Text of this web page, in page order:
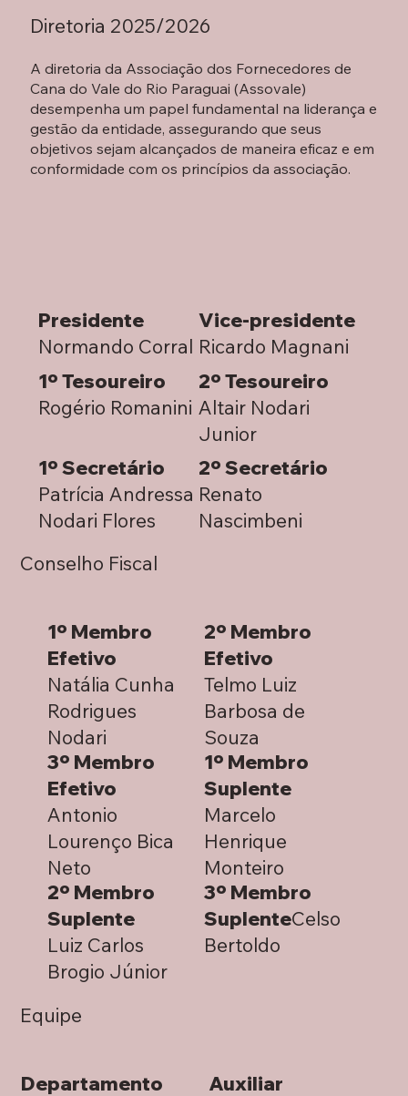
Diretoria 2025/2026
A diretoria da Associação dos Fornecedores de
Cana do Vale do Rio Paraguai (Assovale)
desempenha um papel fundamental na liderança e
gestão da entidade, assegurando que seus
objetivos sejam alcançados de maneira eficaz e em
conformidade com os princípios da associação.
Presidente
Normando Corral
Vice-presidente
Ricardo Magnani
1º Tesoureiro
Rogério Romanini
2º Tesoureiro
Altair Nodari
Junior
1º Secretário
Patrícia Andressa
Nodari Flores
2º Secretário
Renato
Nascimbeni
Conselho Fiscal
1º Membro
Efetivo
Natália Cunha
Rodrigues
Nodari
2º Membro
Efetivo
Telmo Luiz
Barbosa de
Souza
3º Membro
Efetivo
Antonio
Lourenço Bica
Neto
1º Membro
Suplente
Marcelo
Henrique
Monteiro
2º Membro
Suplente
Luiz Carlos
Brogio Júnior
3º Membro
SuplenteCelso
Bertoldo
Equipe
Departamento
Auxiliar